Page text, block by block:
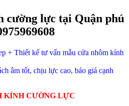
cường lực tại Quận phú
+ Thiết kế tư vấn mẫu cửa nhôm kính
âm tốt, chịu lực cao, báo giá cạnh
KÍNH CƯỜNG LỰC